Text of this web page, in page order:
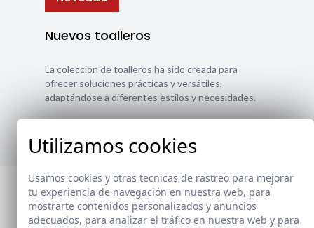
Nuevos toalleros
La colección de toalleros ha sido creada para
ofrecer soluciones prácticas y versátiles,
adaptándose a diferentes estilos y necesidades.
Ver nuevos toalleros
Utilizamos cookies
Usamos cookies y otras tecnicas de rastreo para mejorar
tu experiencia de navegación en nuestra web, para
mostrarte contenidos personalizados y anuncios
adecuados, para analizar el tráfico en nuestra web y para